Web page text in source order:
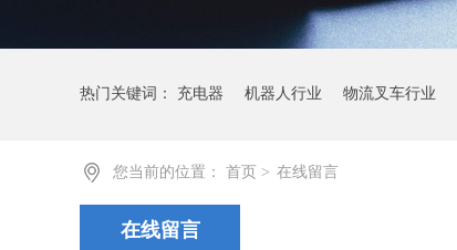
热门关键词： 充电器 机器人行业 物流叉车行业
您当前的位置： 首页 > 在线留言
在线留言